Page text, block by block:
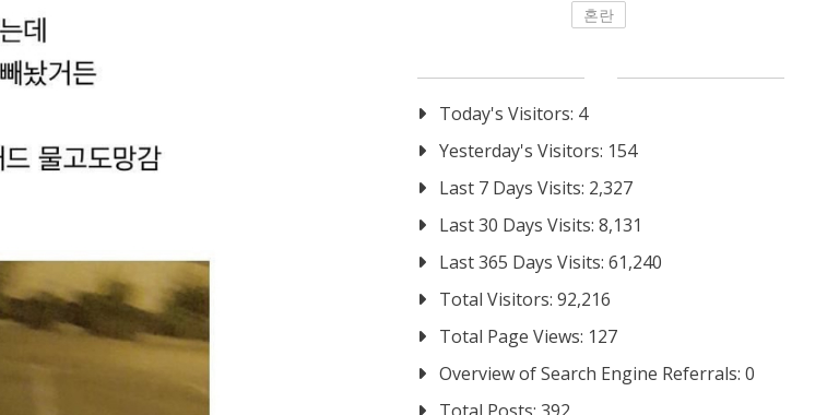
혼란
Today's Visitors: 4
Yesterday's Visitors: 154
Last 7 Days Visits: 2,327
Last 30 Days Visits:8,131
Last 365 Days Visits:61,240
Total Visitors:92,216
Total Page Views: 127
Overview of Search Engine Referrals:0